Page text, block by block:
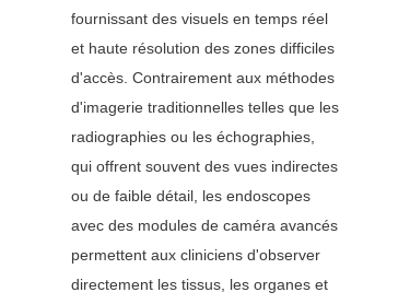
fournissant des visuels en temps réel
et haute résolution des zones difficiles
d'accès. Contrairement aux méthodes
d'imagerie traditionnelles telles que les
radiographies ou les échographies,
qui offrent souvent des vues indirectes
ou de faible détail, les endoscopes
avec des modules de caméra avancés
permettent aux cliniciens d'observer
directement les tissus, les organes et